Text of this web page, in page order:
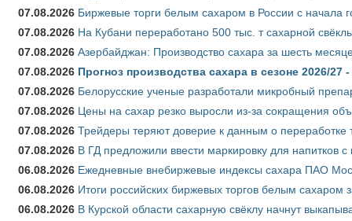
07.08.2026 Биржевые торги белым сахаром в России с начала
07.08.2026 На Кубани переработано 500 тыс. т сахарной
07.08.2026 Азербайджан: Производство сахара за шесть
07.08.2026 Прогноз производства сахара в сезоне 2026/
07.08.2026 Белорусские ученые разработали микробный
07.08.2026 Цены на сахар резко выросли из-за сокращения
07.08.2026 Трейдеры теряют доверие к данным о переработке
07.08.2026 В ГД предложили ввести маркировку для напитков
06.08.2026 Ежедневные внебиржевые индексы сахара ПАО
06.08.2026 Итоги российских биржевых торгов белым сахаром
06.08.2026 В Курской области сахарную свёклу начнут